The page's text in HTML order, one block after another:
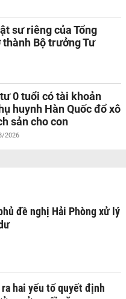
sư riêng của Tổng
Bộ trưởng Tư
0 tuổi có tài khoản
huynh Hàn Quốc đổ xô
sản cho con
2026
đề nghị Hải Phòng xử lý
hai yếu tố quyết định